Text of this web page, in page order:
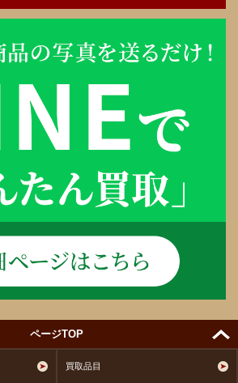
ページTOP
買取品目